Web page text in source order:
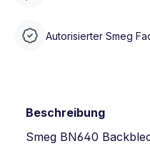
Autorisierter Smeg
Beschreibung
Smeg BN640